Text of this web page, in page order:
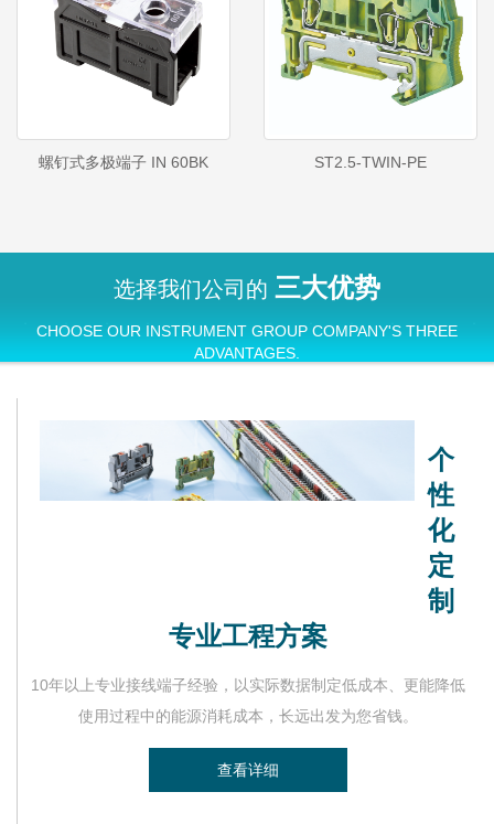
螺钉式多极端子 IN 60BK ST2.5-TWIN-PE
选择我们公司的 三大优势
CHOOSE OUR INSTRUMENT GROUP COMPANY'S THREE
ADVANTAGES.
个
性
化
定
制
专业工程方案
10年以上专业接线端子经验，以实际数据制定低成本、更能降低
使用过程中的能源消耗成本，长远出发为您省钱。
查看详细